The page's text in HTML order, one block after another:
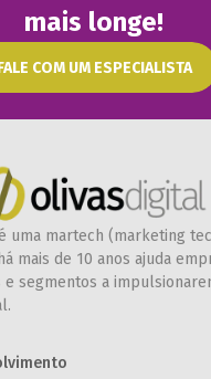
mais longe!
COM UM ESPECIALISTA
uma martech (marketing
mais de 10 anos ajuda
segmentos a